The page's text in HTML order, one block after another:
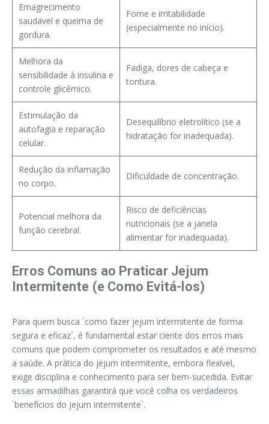
Emagrecimento
saudável e queima de
gordura.
Fome e irritabilidade
(especialmente no início).
Melhora da
sensibilidade à insulina e
controle glicêmico.
Fadiga, dores de cabeça e
tontura.
Estimulação da
autofagia e reparação
celular.
Desequilíbrio eletrolítico (se a
hidratação for inadequada).
Redução da inflamação
no corpo.
Dificuldade de concentração.
Potencial melhora da
função cerebral.
Risco de deficiências
nutricionais (se a janela
alimentar for inadequada).
Erros Comuns ao Praticar Jejum
Intermitente (e Como Evitá-los)
Para quem busca `como fazer jejum intermitente de forma
segura e eficaz`, é fundamental estar ciente dos erros mais
comuns que podem comprometer os resultados e até mesmo
a saúde. A prática do jejum intermitente, embora flexível,
exige disciplina e conhecimento para ser bem-sucedida. Evitar
essas armadilhas garantirá que você colha os verdadeiros
`benefícios do jejum intermitente`.